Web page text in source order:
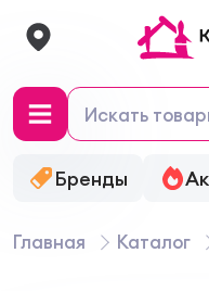
Бренды
Главная Каталог